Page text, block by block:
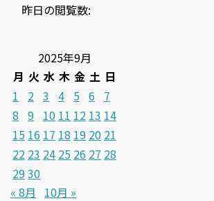
昨日の閲覧数:
2025年9月
月 火 水 木 金 土 日
1
2 3 4 5 6
7
8 9 10 11 12 13 14
15 16 17 18 19 20 21
22 23 24 25 26 27 28
2930
« 8月
10月 »